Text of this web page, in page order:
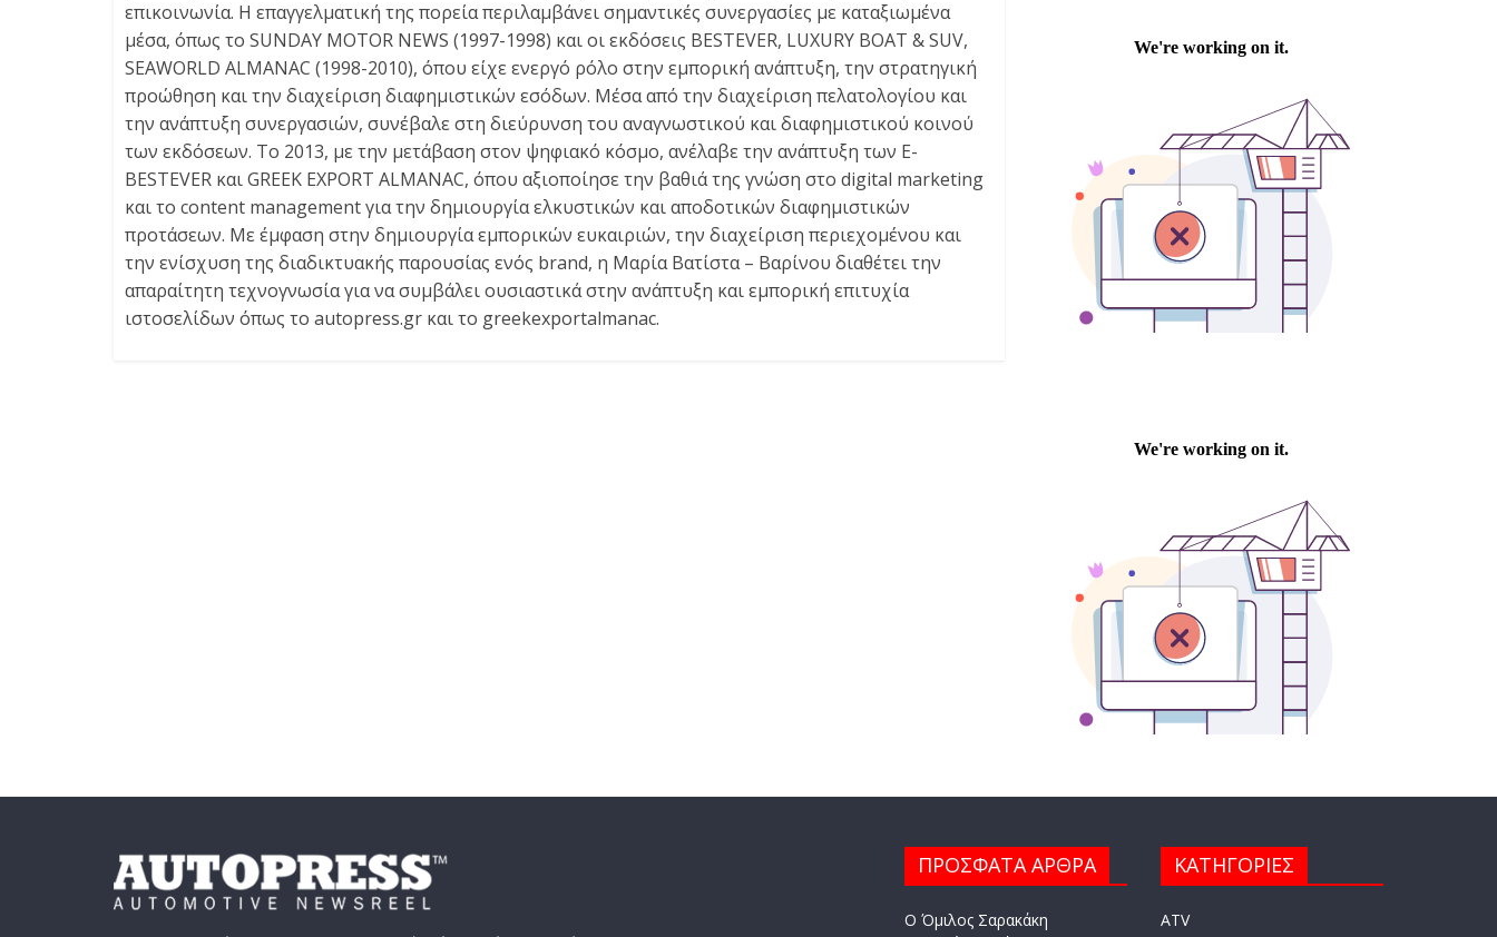
επικοινωνία. Η επαγγελματική της πορεία περιλαμβάνει σημαντικές συνεργασίες με καταξιωμένα
μέσα, όπως το SUNDAY MOTOR NEWS (1997-1998) και οι εκδόσεις BESTEVER, LUXURY BOAT & SUV,
SEAWORLD ALMANAC (1998-2010), όπου είχε ενεργό ρόλο στην εμπορική ανάπτυξη, την στρατηγική
προώθηση και την διαχείριση διαφημιστικών εσόδων. Μέσα από την διαχείριση πελατολογίου και
την ανάπτυξη συνεργασιών, συνέβαλε στη διεύρυνση του αναγνωστικού και διαφημιστικού κοινού
των εκδόσεων. Το 2013, με την μετάβαση στον ψηφιακό κόσμο, ανέλαβε την ανάπτυξη των E-
BESTEVER και GREEK EXPORT ALMANAC, όπου αξιοποίησε την βαθιά της γνώση στο digital marketing
και το content management για την δημιουργία ελκυστικών και αποδοτικών διαφημιστικών
προτάσεων. Με έμφαση στην δημιουργία εμπορικών ευκαιριών, την διαχείριση περιεχομένου και
την ενίσχυση της διαδικτυακής παρουσίας ενός brand, η Μαρία Βατίστα – Βαρίνου διαθέτει την
απαραίτητη τεχνογνωσία για να συμβάλει ουσιαστικά στην ανάπτυξη και εμπορική επιτυχία
ιστοσελίδων όπως το autopress.gr και το greekexportalmanac.
ΠΡΟΣΦΑΤΑ ΑΡΘΡΑ
Ο Όμιλος Σαρακάκη
ΚΑΤΗΓΟΡΙΕΣ
ATV